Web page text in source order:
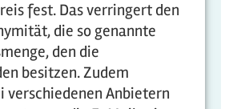
fest. Das verringert den
die so genannte
den die
besitzen. Zudem
verschiedenen Anbietern